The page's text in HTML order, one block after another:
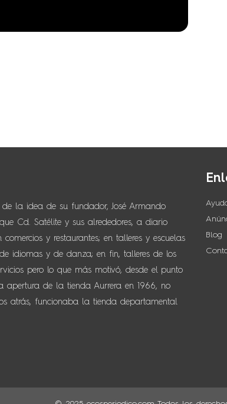
la idea de su fundador, José Armando
Cd. Satélite y sus alrededores, a diario
y restaurantes; en talleres y escuelas
idiomas y de danza; en fin, talleres de los
pero lo que más motivó, desde el punto
apertura de la tienda Aurrera en 1966, no
atrás, funcionaba la tienda departamental
Blog